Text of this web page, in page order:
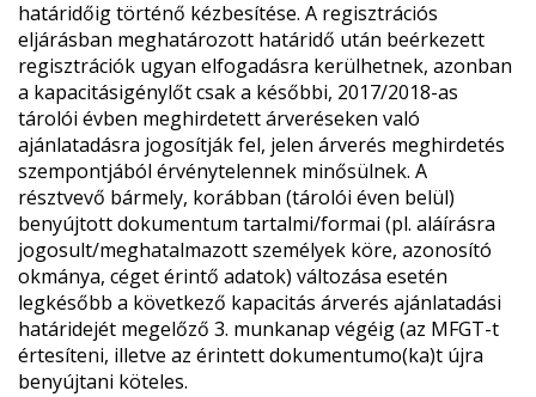
határidőig történő kézbesítése. A regisztrációs
eljárásban meghatározott határidő után beérkezett
regisztrációk ugyan elfogadásra kerülhetnek, azonban
a kapacitásigénylőt csak a későbbi, 2017/2018-as
tárolói évben meghirdetett árveréseken való
ajánlatadásra jogosítják fel, jelen árverés meghirdetés
szempontjából érvénytelennek minősülnek. A
résztvevő bármely, korábban (tárolói éven belül)
benyújtott dokumentum tartalmi/formai (pl. aláírásra
jogosult/meghatalmazott személyek köre, azonosító
okmánya, céget érintő adatok) változása esetén
legkésőbb a következő kapacitás árverés ajánlatadási
határidejét megelőző 3. munkanap végéig (az MFGT-t
értesíteni, illetve az érintett dokumentumo(ka)t újra
benyújtani köteles.